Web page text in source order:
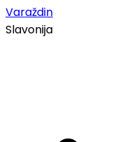
Varaždin
Slavonija